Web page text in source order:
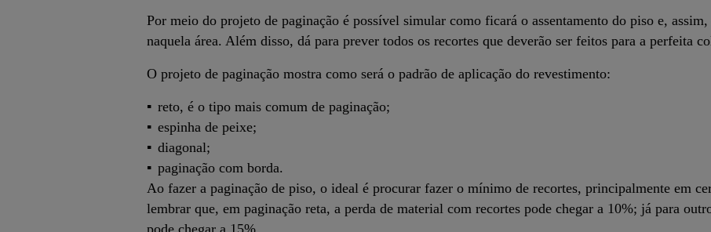
Por meio do projeto de paginação é possível simular como ficará o assentamento do piso e,
naquela área. Além disso, dá para prever todos os recortes que deverão ser feitos para a perfeita
O projeto de paginação mostra como será o padrão de aplicação do revestimento:
reto, é o tipo mais comum de paginação;
espinha de peixe;
diagonal;
paginação com borda.
Ao fazer a paginação de piso, o ideal é procurar fazer o mínimo de recortes, principalmente em
lembrar que, em paginação reta, a perda de material com recortes pode chegar a 10%; já para
pode chegar a 15%.